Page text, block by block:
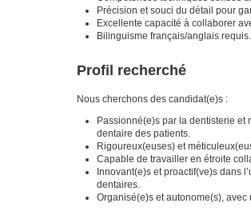
Précision et souci du détail pour
Excellente capacité à collaborer
Bilinguisme français/anglais requis.
Profil recherché
Nous cherchons des candidat(e)s :
Passionné(e)s par la dentisterie
dentaire des patients.
Rigoureux(euses) et
Capable de travailler en étroite
Innovant(e)s et proactif(ve)s dans
dentaires.
Organisé(e)s et autonome(s),